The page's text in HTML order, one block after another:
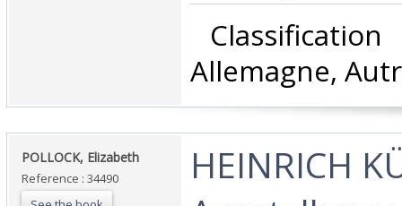
Allemagne,
‎POLLOCK, Elizabeth ‎
Reference : 34490
‎HEINRICH